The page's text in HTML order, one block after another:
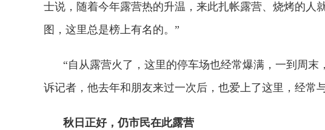
士说，随着今年露营热的升温，来此扎帐露营、烧烤的人
图，这里总是榜上有名的。”
“自从露营火了，这里的停车场也经常爆满，一到周
诉记者，他去年和朋友来过一次后，也爱上了这里，经常
秋日正好，仍市民在此露营